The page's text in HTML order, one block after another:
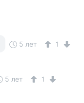
5 лет 1
5 лет 1